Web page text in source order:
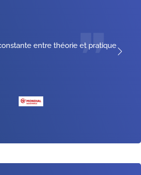
entre théorie et pratique
❞